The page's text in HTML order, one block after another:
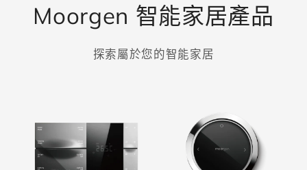
Moorgen 智能家居產品
探索屬於您的智能家居